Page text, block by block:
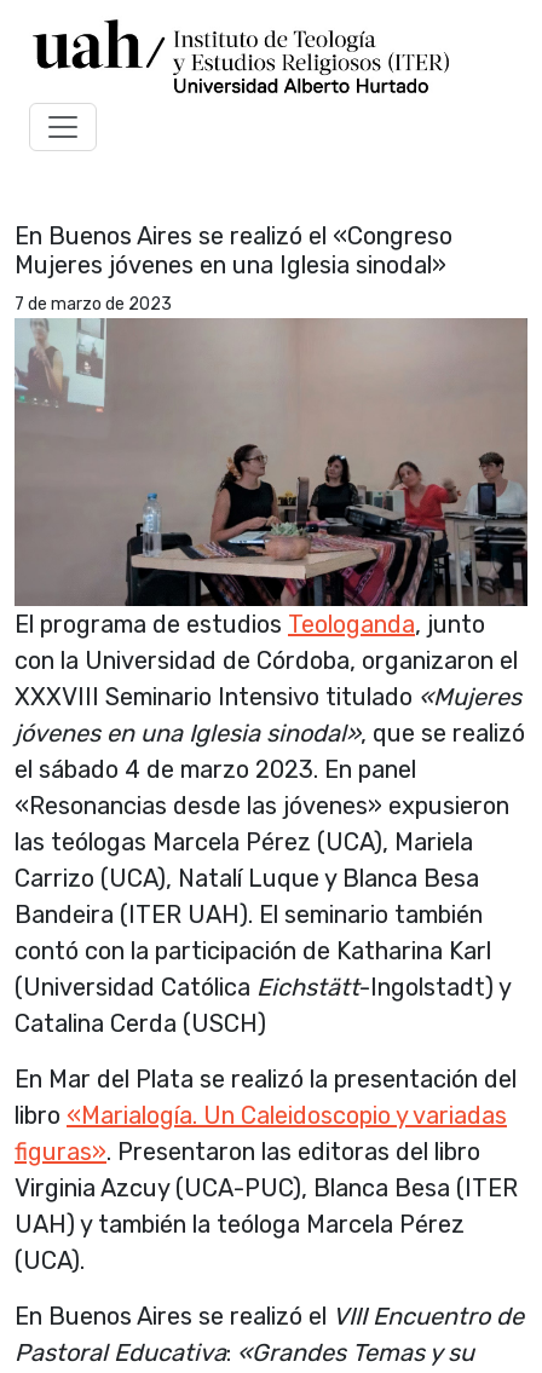
En Buenos Aires se realizó el «Congreso
Mujeres jóvenes en una Iglesia sinodal»
7 de marzo de 2023
El programa de estudios Teologanda, junto
con la Universidad de Córdoba, organizaron el
XXXVIII Seminario Intensivo titulado «Mujeres
jóvenes en una Iglesia sinodal», que se realizó
el sábado 4 de marzo 2023. En panel
«Resonancias desde las jóvenes» expusieron
las teólogas Marcela Pérez (UCA), Mariela
Carrizo (UCA), Natalí Luque y Blanca Besa
Bandeira (ITER UAH). El seminario también
contó con la participación de Katharina Karl
(Universidad Católica Eichstätt-Ingolstadt) y
Catalina Cerda (USCH)
En Mar del Plata se realizó la presentación del
libro «Marialogía. Un Caleidoscopio y variadas
figuras». Presentaron las editoras del libro
Virginia Azcuy (UCA-PUC), Blanca Besa (ITER
UAH) y también la teóloga Marcela Pérez
(UCA).
En Buenos Aires se realizó el VIII Encuentro de
Pastoral Educativa: «Grandes Temas y su